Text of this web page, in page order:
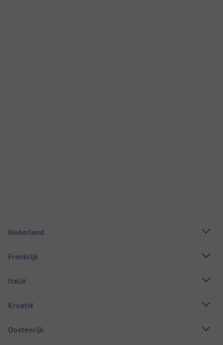
Nederland
Frankrijk
Italië
Kroatië
Oostenrijk